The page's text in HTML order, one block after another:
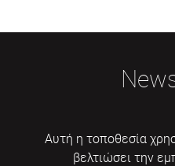
Αυτή η τοποθεσία
βελτιώσει την